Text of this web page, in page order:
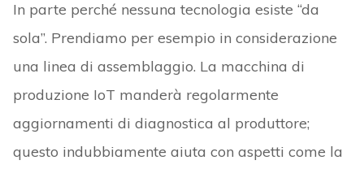
In parte perché nessuna tecnologia esiste “da
sola”. Prendiamo per esempio in considerazione
una linea di assemblaggio. La macchina di
produzione IoT manderà regolarmente
aggiornamenti di diagnostica al produttore;
questo indubbiamente aiuta con aspetti come la